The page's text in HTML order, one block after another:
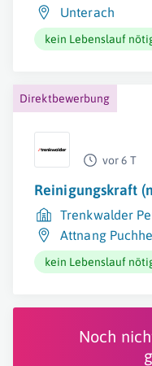
Unterach
kein Lebenslauf
Direktbewerbung
vor 6 T
Reinigungskraft
Trenkwalder
Attnang
kein Lebenslauf
Noch